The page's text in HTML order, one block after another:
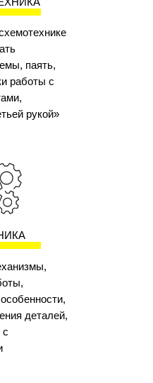
паять,
работы с
рукой»
деталей,
с